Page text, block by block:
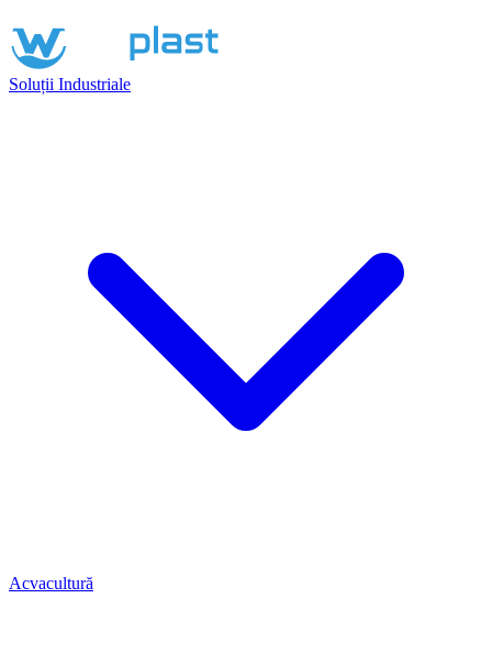
Soluții Industriale
Acvacultură